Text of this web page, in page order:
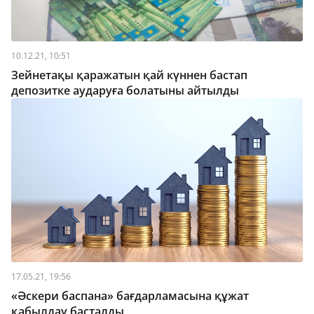
10.12.21, 10:51
Зейнетақы қаражатын қай күннен бастап
депозитке аударуға болатыны айтылды
17.05.21, 19:56
«Әскери баспана» бағдарламасына құжат